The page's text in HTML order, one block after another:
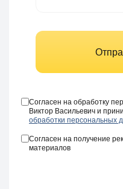
Согласен на обработку
Виктор Васильевич и
обработки персональных
Согласен на получение
материалов